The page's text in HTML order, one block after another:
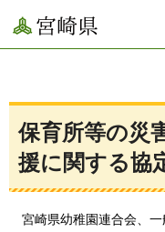
宮崎県
保育所等の災
援に関する協
宮崎県幼稚園連合会、